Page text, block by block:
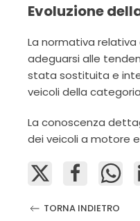
Evoluzione
La normativa
adeguarsi alle
stata sostituita e
veicoli della
La conoscenza
dei veicoli a motore
TORNA INDIETRO